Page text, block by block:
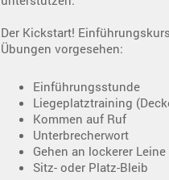
Der Kickstart!
Übungen vorgesehen:
Einführungsstunde
Liegeplatztraining
Kommen auf Ruf
Unterbrecherwort
Gehen an lockerer Leine
Sitz- oder Platz-Bleib